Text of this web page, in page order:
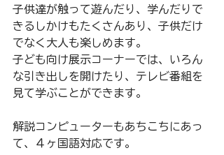
子供達が触って遊んだり、学んだりで
きるしかけもたくさんあり、子供だけ
でなく大人も楽しめます。
子ども向け展示コーナーでは、いろん
な引き出しを開けたり、テレビ番組を
見て学ぶことができます。
解説コンピューターもあちこちにあっ
て、４ヶ国語対応です。